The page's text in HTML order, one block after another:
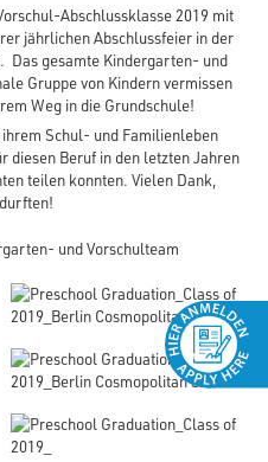
Abschlussklasse 2019 mit
jährlichen Abschlussfeier in der
Das gesamte Kindergarten- und
Gruppe von Kindern vermissen
Weg in die Grundschule!
Schul- und Familienleben
diesen Beruf in den letzten Jahren
teilen konnten. Vielen Dank,
und Vorschulteam